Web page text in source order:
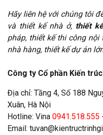
Hãy liên hệ với chúng tôi
và thiết kế nhà ở, thiết
pháp, thiết kế thi công nội
nhà hàng, thiết kế dự án
Công ty Cổ phần Kiến
Địa chỉ: Tầng 4, Số 188
Xuân, Hà Nội
Hotline: Vina 0941.518.555
Email: